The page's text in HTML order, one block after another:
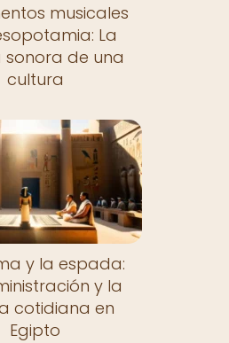
musicales
La
de una
cultura
y la espada:
y la
cotidiana en
Egipto